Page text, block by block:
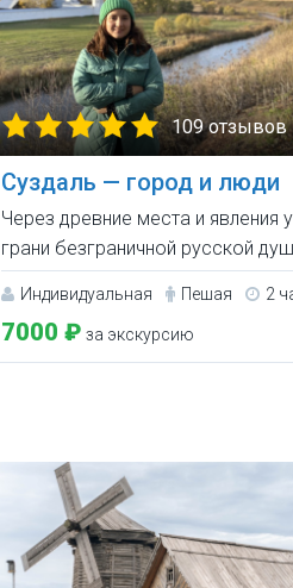
109 отзывов
Суздаль — город и люди
Через древние места и явления
грани безграничной русской
Индивидуальная Пешая 2
7000 ₽ за экскурсию